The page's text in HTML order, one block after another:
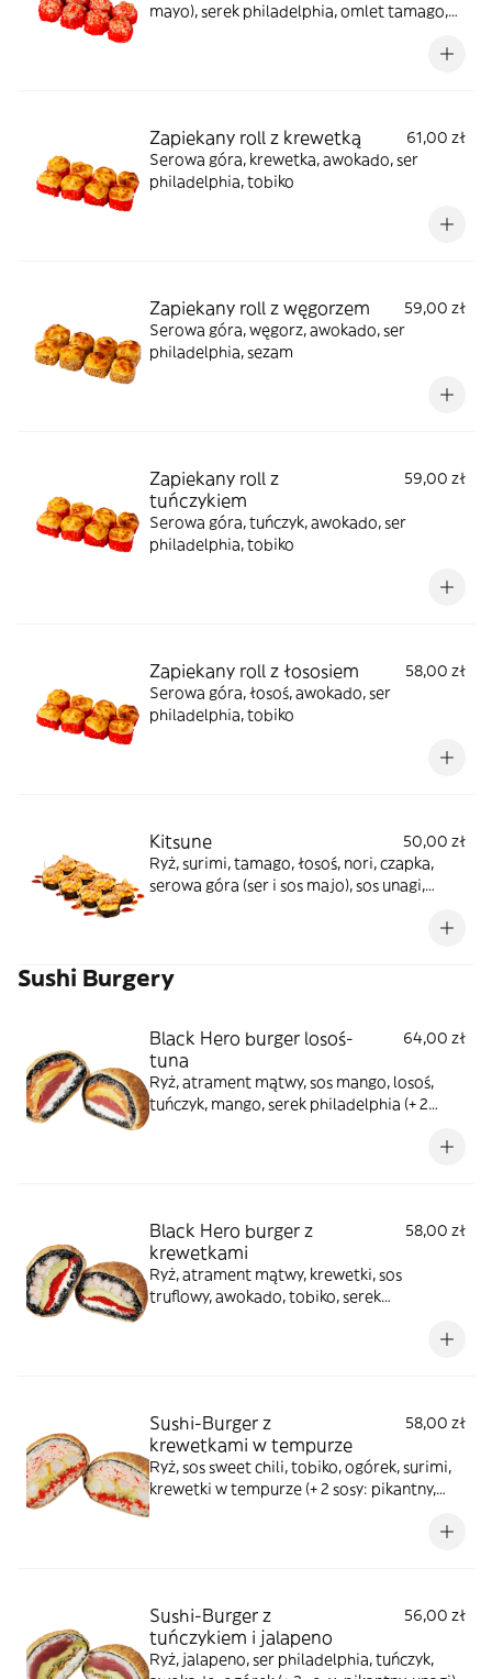
mayo), serek philadelphia, omlet tamago,
Zapiekany roll z krewetką
61,00 zł
Serowa góra, krewetka, awokado, ser
philadelphia, tobiko
Zapiekany roll z węgorzem
59,00 zł
Serowa góra, węgorz, awokado, ser
philadelphia, sezam
Zapiekany roll z
tuńczykiem
59,00 zł
Serowa góra, tuńczyk, awokado, ser
philadelphia, tobiko
Zapiekany roll z łososiem
58,00 zł
Serowa góra, łosoś, awokado, ser
philadelphia, tobiko
Kitsune
50,00 zł
Ryż, surimi, tamago, łosoś, nori, czapka,
serowa góra (ser i sos majo), sos unagi,
Sushi Burgery
Black Hero burger losoś-
tuna
64,00 zł
Ryż, atrament mątwy, sos mango, losoś,
tuńczyk, mango, serek philadelphia (+ 2
Black Hero burger z
krewetkami
58,00 zł
Ryż, atrament mątwy, krewetki, sos
truflowy, awokado, tobiko, serek
Sushi-Burger z
krewetkami w tempurze
58,00 zł
Ryż, sos sweet chili, tobiko, ogórek, surimi,
krewetki w tempurze (+ 2 sosy: pikantny,
Sushi-Burger z
tuńczykiem i jalapeno
56,00 zł
Ryż, jalapeno, ser philadelphia, tuńczyk,